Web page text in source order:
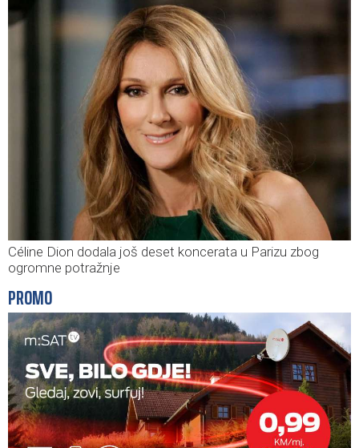
Céline Dion dodala još deset koncerata u Parizu zbog
ogromne potražnje
PROMO